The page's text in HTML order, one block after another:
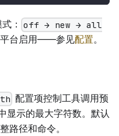
： off → new → all
平台启用——参见配置。
配置项控制工具调用预
显示的最大字符数。默认
路径和命令。